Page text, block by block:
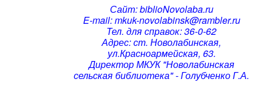
Сайт: biblioNovolaba.ru
E-mail: mkuk-novolabinsk@rambler.ru
Тел. для справок: 36-0-62
Адрес: ст. Новолабинская,
ул.Красноармейская, 63.
Директор МКУК "Новолабинская
сельская библиотека" - Голубченко Г.А.